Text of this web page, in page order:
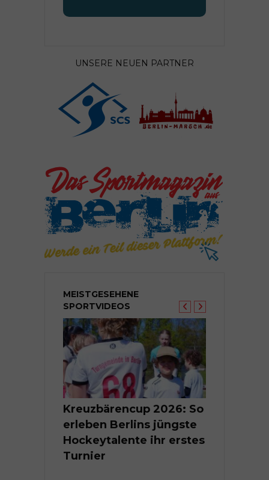
UNSERE NEUEN PARTNER
MEISTGESEHENE
SPORTVIDEOS
Kreuzbärencup 2026: So
erleben Berlins jüngste
Hockeytalente ihr erstes
Turnier